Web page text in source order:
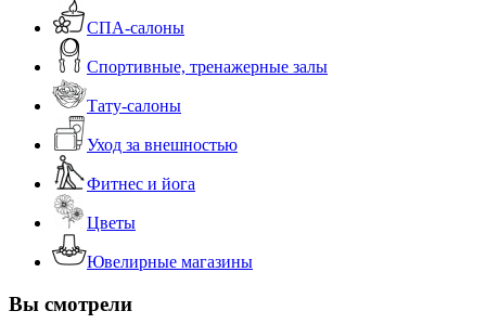
СПА-салоны
Спортивные, тренажерные залы
Тату-салоны
Уход за внешностью
Фитнес и йога
Цветы
Ювелирные магазины
Вы смотрели